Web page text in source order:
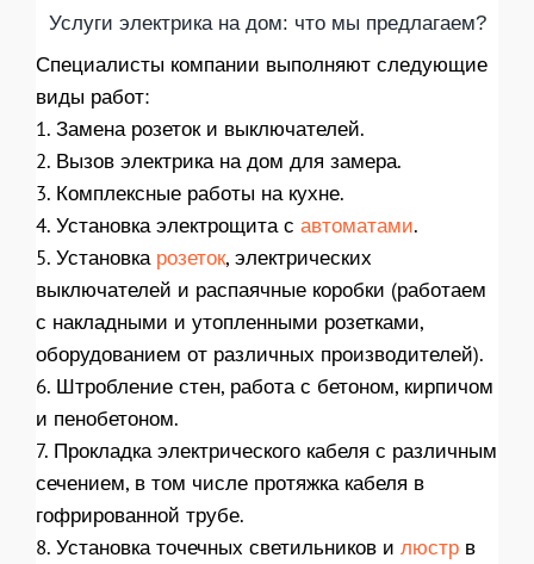
Услуги электрика на дом: что мы предлагаем?
Специалисты компании выполняют следующие
виды работ:
1. Замена розеток и выключателей.
2. Вызов электрика на дом для замера.
3. Комплексные работы на кухне.
4. Установка электрощита с автоматами.
5. Установка розеток, электрических
выключателей и распаячные коробки (работаем
с накладными и утопленными розетками,
оборудованием от различных производителей).
6. Штробление стен, работа с бетоном, кирпичом
и пенобетоном.
7. Прокладка электрического кабеля с различным
сечением, в том числе протяжка кабеля в
гофрированной трубе.
8. Установка точечных светильников и люстрв